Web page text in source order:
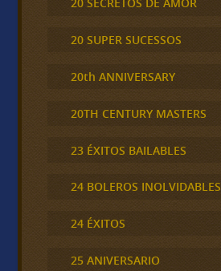
20 SECRETOS DE AMOR
20 SUPER SUCESSOS
20th ANNIVERSARY
20TH CENTURY MASTERS
23 ÉXITOS BAILABLES
24 BOLEROS INOLVIDABLES
24 ÉXITOS
25 ANIVERSARIO